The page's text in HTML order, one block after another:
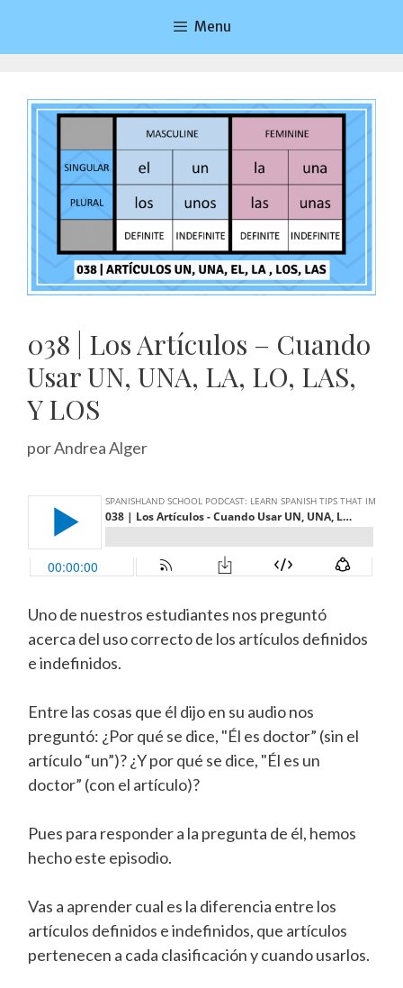
contenido
Menu
038 | Los Artículos – Cuando
Usar UN, UNA, LA, LO, LAS,
Y LOS
porAndrea Alger
Uno de nuestros estudiantes nos preguntó
acerca del uso correcto de los artículos definidos
e indefinidos.
Entre las cosas que él dijo en su audio nos
preguntó: ¿Por qué se dice, "Él es doctor” (sin el
artículo “un”)? ¿Y por qué se dice, "Él es un
doctor” (con el artículo)?
Pues para responder a la pregunta de él, hemos
hecho este episodio.
Vas a aprender cual es la diferencia entre los
artículos definidos e indefinidos, que artículos
pertenecen a cada clasificación y cuando usarlos.